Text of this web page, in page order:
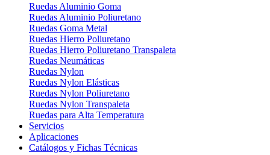
Ruedas Aluminio Goma
Ruedas Aluminio Poliuretano
Ruedas Goma Metal
Ruedas Hierro Poliuretano
Ruedas Hierro Poliuretano Transpaleta
Ruedas Neumáticas
Ruedas Nylon
Ruedas Nylon Elásticas
Ruedas Nylon Poliuretano
Ruedas Nylon Transpaleta
Ruedas para Alta Temperatura
Servicios
Aplicaciones
Catálogos y Fichas Técnicas